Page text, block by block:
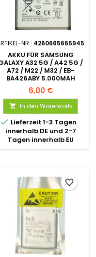
NR.: 4260665665945
AKKU FÜR SAMSUNG
A32 5G / A42 5G /
A72 / M22 / M32 / EB-
BA426ABY 5.000MAH
6,00 €
 In den Warenkorb
 Lieferzeit 1-3 Tagen
innerhalb DE und 2-7
Tagen innerhalb EU
favorite_border